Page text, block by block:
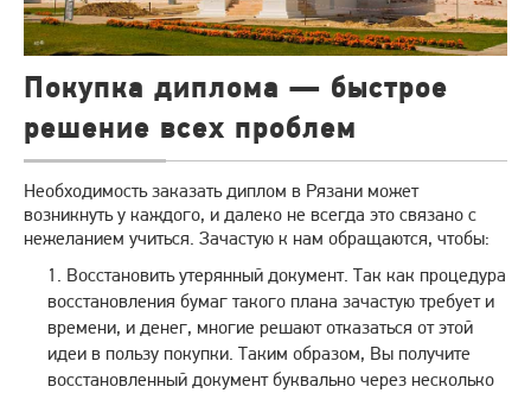
Покупка диплома — быстрое
решение всех проблем
Необходимость заказать диплом в Рязани может
возникнуть у каждого, и далеко не всегда это связано с
нежеланием учиться. Зачастую к нам обращаются, чтобы:
Восстановить утерянный документ. Так как процедура
восстановления бумаг такого плана зачастую требует и
времени, и денег, многие решают отказаться от этой
идеи в пользу покупки. Таким образом, Вы получите
восстановленный документ буквально через несколько